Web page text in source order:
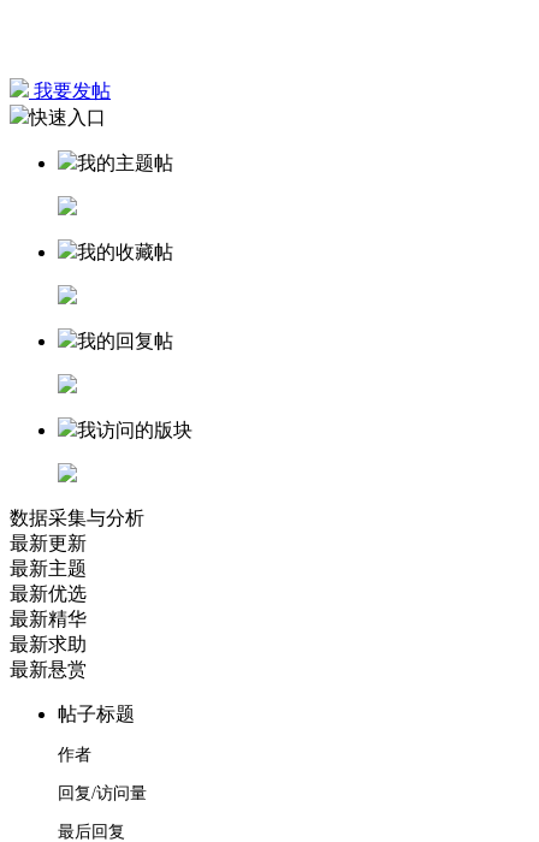
我要发帖
快速入口
我的主题帖
我的收藏帖
我的回复帖
我访问的版块
数据采集与分析
最新更新
最新主题
最新优选
最新精华
最新求助
最新悬赏
帖子标题
作者
回复/访问量
最后回复